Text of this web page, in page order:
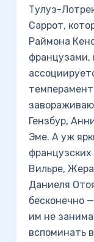
Тулуз-
Саррот,
Раймона
французами,
Гензбур,
Эме. А уж
Вильре,
Даниеля
бесконечно
им не
вспоминать